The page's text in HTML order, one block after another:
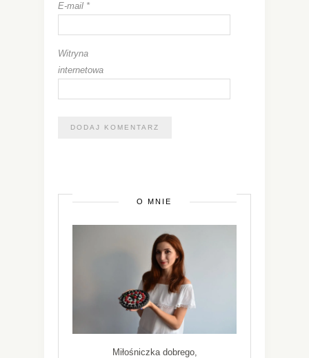
E-mail *
Witryna
internetowa
O MNIE
Miłośniczka dobrego,